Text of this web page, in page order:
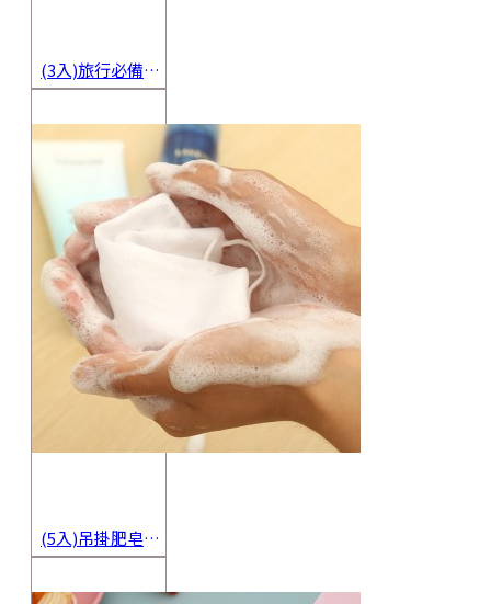
(3入)旅行必備密封香皂收納盒 方便攜帶防水海綿肥皂盒 香皂盒
(5入)吊掛肥皂起泡網 香皂起泡袋